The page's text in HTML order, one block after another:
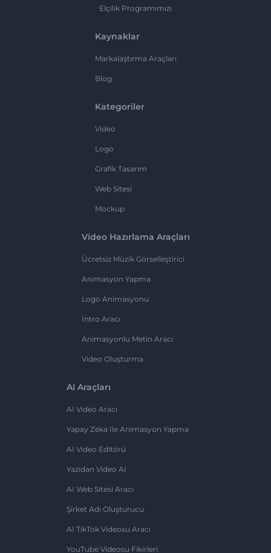
Elçilik Programımızı
Kaynaklar
Markalaştırma Araçları
Blog
Kategoriler
Video
Logo
Grafik Tasarım
Web Sitesi
Mockup
Video Hazırlama Araçları
Ücretsiz Müzik Görselleştirici
Animasyon Yapma
Logo Animasyonu
İntro Aracı
Animasyonlu Metin Aracı
Video Oluşturma
AI Araçları
AI Video Aracı
Yapay Zeka Ile Animasyon Yapma
AI Video Editörü
Yazıdan Video AI
AI Web Sitesi Aracı
Şirket Adı Oluşturucu
AI TikTok Videosu Aracı
YouTube Videosu Fikirleri